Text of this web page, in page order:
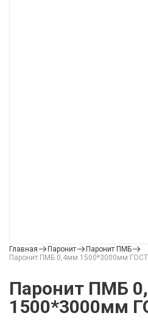
Главная Паронит
Паронит ПМБ
Паронит ПМБ 0,4мм 1500*3000мм ГОСТ
Паронит ПМБ
1500*3000мм